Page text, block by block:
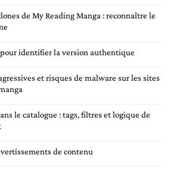
de My Reading Manga : reconnaître le
identifier la version authentique
et risques de malware sur les sites
le catalogue : tags, filtres et logique de
de contenu